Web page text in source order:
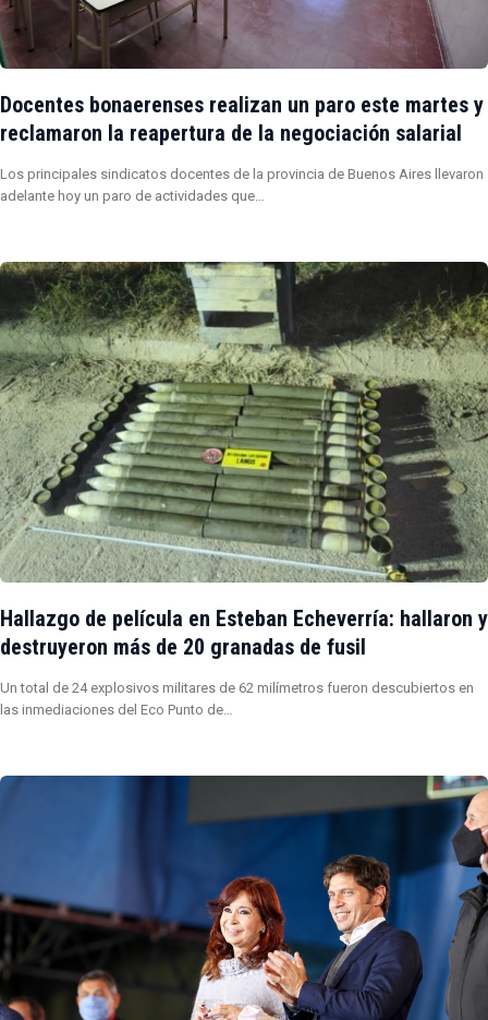
Docentes bonaerenses realizan un paro este martes y
reclamaron la reapertura de la negociación salarial
Los principales sindicatos docentes de la provincia de Buenos Aires llevaron
adelante hoy un paro de actividades que…
Hallazgo de película en Esteban Echeverría: hallaron y
destruyeron más de 20 granadas de fusil
Un total de 24 explosivos militares de 62 milímetros fueron descubiertos en
las inmediaciones del Eco Punto de…